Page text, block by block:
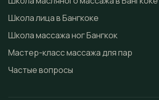
Школа лица в Бангкоке
Школа массажа ног Бангкок
Мастер-класс массажа для пар
Частые вопросы